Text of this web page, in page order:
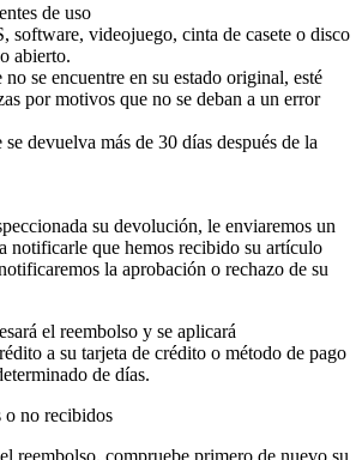
de uso
videojuego, cinta de casete o disco
abierto.
se encuentre en su estado original, esté
por motivos que no se deban a un error
devuelva más de 30 días después de la
su devolución, le enviaremos un
notificarle que hemos recibido su artículo
la aprobación o rechazo de su
el reembolso y se aplicará
a su tarjeta de crédito o método de pago
de días.
o no recibidos
reembolso, compruebe primero de nuevo su